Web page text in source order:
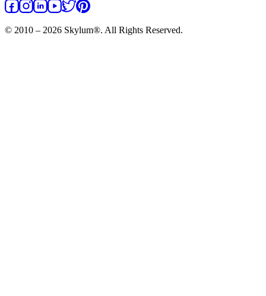
© 2010 – 2026 Skylum®. All Rights Reserved.